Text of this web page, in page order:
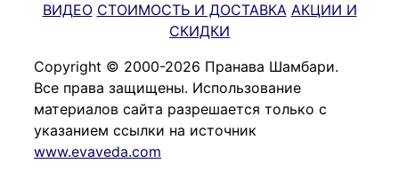
ВИДЕО СТОИМОСТЬ И ДОСТАВКА АКЦИИ И
СКИДКИ
Copyright © 2000-2026 Пранава Шамбари.
Все права защищены. Использование
материалов сайта разрешается только с
указанием ссылки на источник
www.evaveda.com